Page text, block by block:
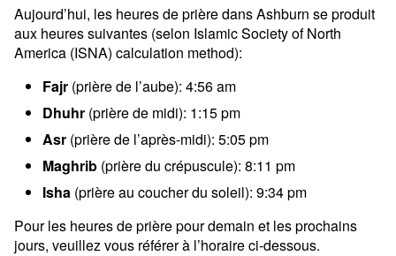
Aujourd’hui, les heures de prière dans Ashburn se produit
aux heures suivantes (selon Islamic Society of North
America (ISNA) calculation method):
Fajr (prière de l’aube): 4:56 am
Dhuhr (prière de midi): 1:15 pm
Asr (prière de l’après-midi): 5:05 pm
Maghrib (prière du crépuscule): 8:11 pm
Isha (prière au coucher du soleil): 9:34 pm
Pour les heures de prière pour demain et les prochains
jours, veuillez vous référer à l’horaire ci-dessous.